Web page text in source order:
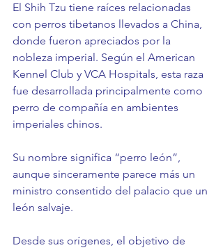
El Shih Tzu tiene raíces relacionadas
con perros tibetanos llevados a China,
donde fueron apreciados por la
nobleza imperial. Según el American
Kennel Club y VCA Hospitals, esta raza
fue desarrollada principalmente como
perro de compañía en ambientes
imperiales chinos.
Su nombre significa “perro león”,
aunque sinceramente parece más un
ministro consentido del palacio que un
león salvaje.
Desde sus orígenes, el objetivo de